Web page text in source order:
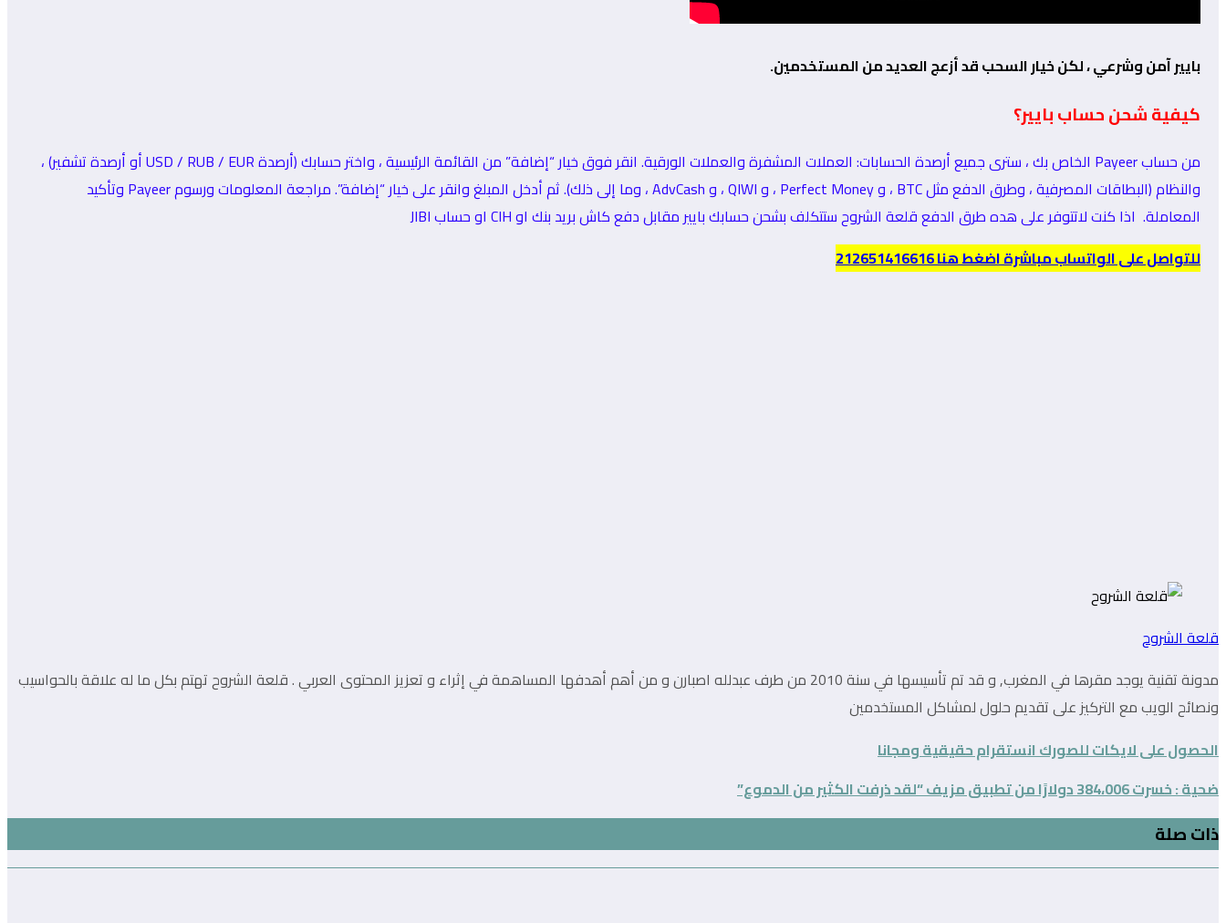
بايير آمن وشرعي ، لكن خيار السحب قد أزعج العديد من المستخدمين.
كيفية شحن حساب بايير؟
من حساب Payeer الخاص بك ، سترى جميع أرصدة الحسابات: العملات المشفرة والعملات الورقية. انقر فوق خيار “إضافة” من القائمة الرئيسية ، واختر حسابك (أرصدة USD / RUB / EUR أو أرصدة تشفير) ،
والنظام (البطاقات المصرفية ، وطرق الدفع مثل BTC ، و Perfect Money ، و QIWI ، و AdvCash ، وما إلى ذلك). ثم أدخل المبلغ وانقر على خيار “إضافة”. مراجعة المعلومات ورسوم Payeer وتأكيد
المعاملة. اذا كنت لاتتوفر على هده طرق الدفع قلعة الشروح ستتكلف بشحن حسابك بايير مقابل دفع كاش بريد بنك او CIH او حساب JIBI
للتواصل على الواتساب مباشرة اضغط هنا 212651416616
قلعة الشروح
مدونة تقنية يوجد مقرها في المغرب, و قد تم تأسيسها في سنة 2010 من طرف عبدلله اصبارن و من أهم أهدفها المساهمة في إثراء و تعزيز المحتوى العربي . قلعة الشروح تهتم بكل ما له علاقة بالحواسيب
ونصائح الويب مع التركيز على تقديم حلول لمشاكل المستخدمين
الحصول على لايكات للصورك انستقرام حقيقية ومجانا
ضحية : خسرت 384،006 دولارًا من تطبيق مزيف “لقد ذرفت الكثير من الدموع”
ذات صلة